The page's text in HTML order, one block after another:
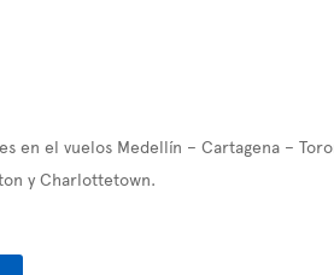
en el vuelos Medellín – Cartagena –
y Charlottetown.